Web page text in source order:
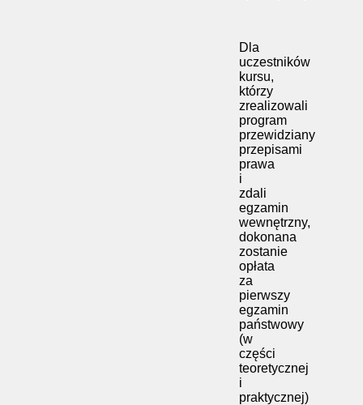
Dla
uczestników
kursu,
którzy
zrealizowali
program
przewidziany
przepisami
prawa
i
zdali
egzamin
wewnętrzny,
dokonana
zostanie
opłata
za
pierwszy
egzamin
państwowy
(w
części
teoretycznej
i
praktycznej)